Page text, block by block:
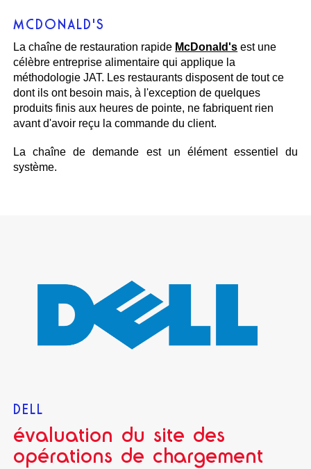
MCDONALD'S
La chaîne de restauration rapide McDonald's est une
célèbre entreprise alimentaire qui applique la
méthodologie JAT. Les restaurants disposent de tout ce
dont ils ont besoin mais, à l'exception de quelques
produits finis aux heures de pointe, ne fabriquent rien
avant d'avoir reçu la commande du client.
La chaîne de demande est un élément essentiel du
système.
DELL
évaluation du site des
opérations de chargement